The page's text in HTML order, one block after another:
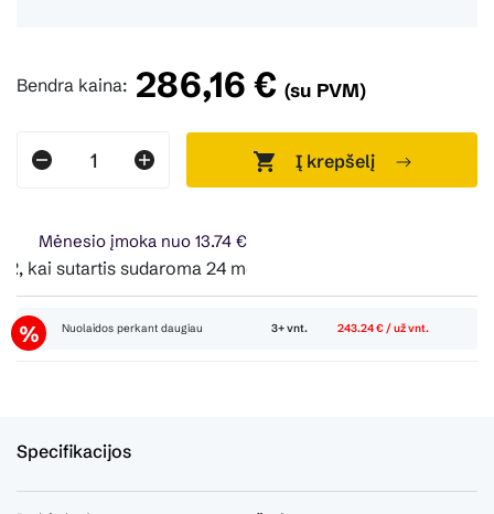
Bendra kaina: 286,16 € (su PVM)
Į krepšelį
Mėnesio įmoka nuo 13.74 €
sutartis sudaroma 24 mėn. terminui, metinė palūkanų
Nuolaidos perkant daugiau 3+ vnt. 243.24 € / už vnt.
Specifikacijos